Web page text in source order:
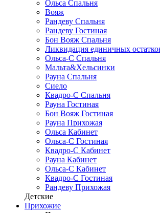
Ольса Спальня
Вояж
Рандеву Спальня
Рандеву Гостиная
Бон Вояж Спальня
Ликвидация единичных
Ольса-С Спальня
Мальта&Хельсинки
Рауна Спальня
Сиело
Квадро-С Спальня
Рауна Гостиная
Бон Вояж Гостиная
Рауна Прихожая
Ольса Кабинет
Ольса-С Гостиная
Квадро-С Кабинет
Рауна Кабинет
Ольса-С Кабинет
Квадро-С Гостиная
Рандеву Прихожая
Детские
Прихожие